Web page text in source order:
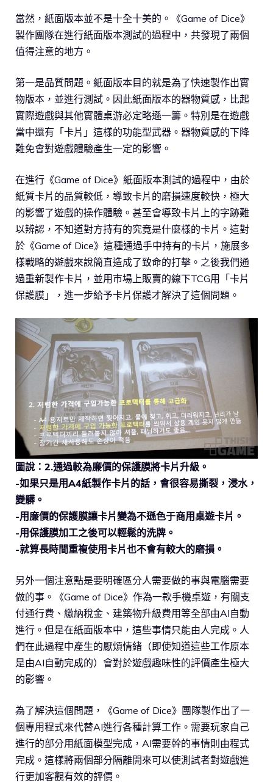
當然，紙面版本並不是十全十美的。《Game of Dice》
製作團隊在進行紙面版本測試的過程中，共發現了兩個
值得注意的地方。
第一是品質問題。紙面版本目的就是為了快速製作出實
物版本，並進行測試。因此紙面版本的器物質感，比起
實際遊戲與其他實體桌游必定略遜一籌。特別是在遊戲
當中還有「卡片」這樣的功能型武器。器物質感的下降
難免會對遊戲體驗產生一定的影響。
在進行《Game of Dice》紙面版本測試的過程中，由於
紙質卡片的品質較低，導致卡片的磨損速度較快，極大
的影響了遊戲的操作體驗。甚至會導致卡片上的字跡難
以辨認，不知道對方持有的究竟是什麼樣的卡片。這對
於《Game of Dice》這種通過手中持有的卡片，施展多
樣戰略的遊戲來說簡直造成了致命的打擊。之後我們通
過重新製作卡片，並用市場上販賣的線下TCG用「卡片
保護膜」，進一步給予卡片保護才解決了這個問題。
圖說：2.通過較為廉價的保護膜將卡片升級。
-如果只是用A4紙製作卡片的話，會很容易撕裂，浸水，
變髒。
-用廉價的保護膜讓卡片變為不遜色于商用桌遊卡片。
-用保護膜加工之後可以輕鬆的洗牌。
-就算長時間重複使用卡片也不會有較大的磨損。
另外一個注意點是要明確區分人需要做的事與電腦需要
做的事。《Game of Dice》作為一款手機桌遊，有關支
付通行費、繳納稅金、建築物升級費用等全部由AI自動
進行。但是在紙面版本中，這些事情只能由人完成。人
們在此過程中產生的厭煩情緒（即使知道這些工作原本
是由AI自動完成的）會對於遊戲趣味性的評價產生極大
的影響。
為了解決這個問題，《Game of Dice》團隊製作出了一
個專用程式來代替AI進行各種計算工作。需要玩家自己
進行的部分用紙面模型完成，AI需要幹的事情則由程式
完成。這樣將兩個部分隔離開來可以使測試者對遊戲進
行更加客觀有效的評價。